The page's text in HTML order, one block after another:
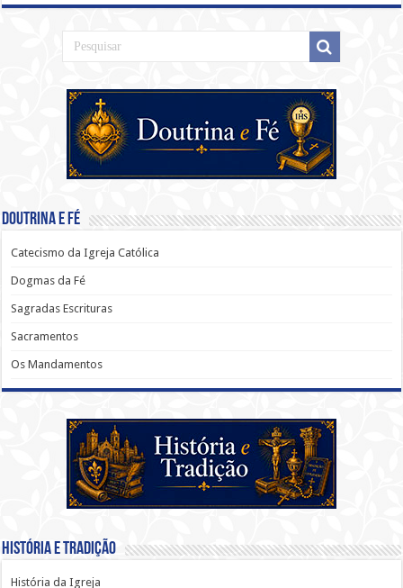
Doutrina e Fé
Catecismo da Igreja Católica
Dogmas da Fé
Sagradas Escrituras
Sacramentos
Os Mandamentos
História e Tradição
História da Igreja